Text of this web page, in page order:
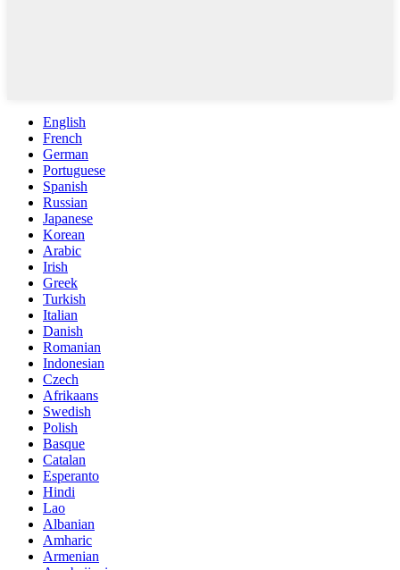
English
French
German
Portuguese
Spanish
Russian
Japanese
Korean
Arabic
Irish
Greek
Turkish
Italian
Danish
Romanian
Indonesian
Czech
Afrikaans
Swedish
Polish
Basque
Catalan
Esperanto
Hindi
Lao
Albanian
Amharic
Armenian